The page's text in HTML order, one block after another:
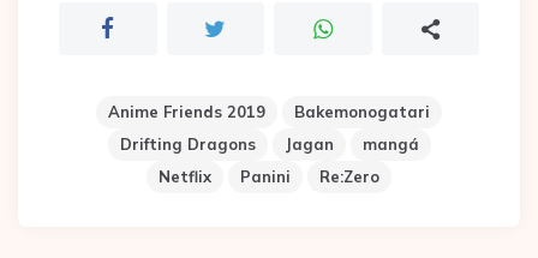
Anime Friends 2019
Bakemonogatari
Drifting Dragons
Jagan
mangá
Netflix
Panini Re:Zero